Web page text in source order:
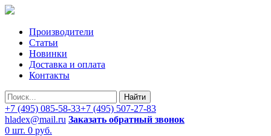
Производители
Статьи
Новинки
Доставка и оплата
Контакты
Найти
+7 (495) 085-58-33+7 (495) 507-27-83
hladex@mail.ru Заказать обратный звонок
0 шт. 0 руб.